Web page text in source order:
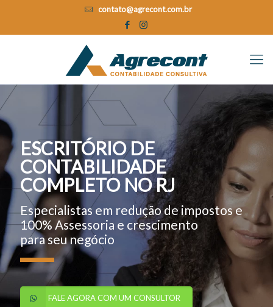
contato@agrecont.com.br
ESCRITÓRIO DE
CONTABILIDADE
COMPLETO NO RJ
Especialistas em redução de impostos e
100% Assessoria e crescimento
para seu negócio
FALE AGORA COM UM CONSULTOR